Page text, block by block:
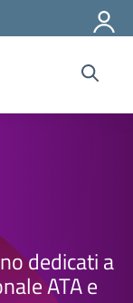
dedicati a
ATA e